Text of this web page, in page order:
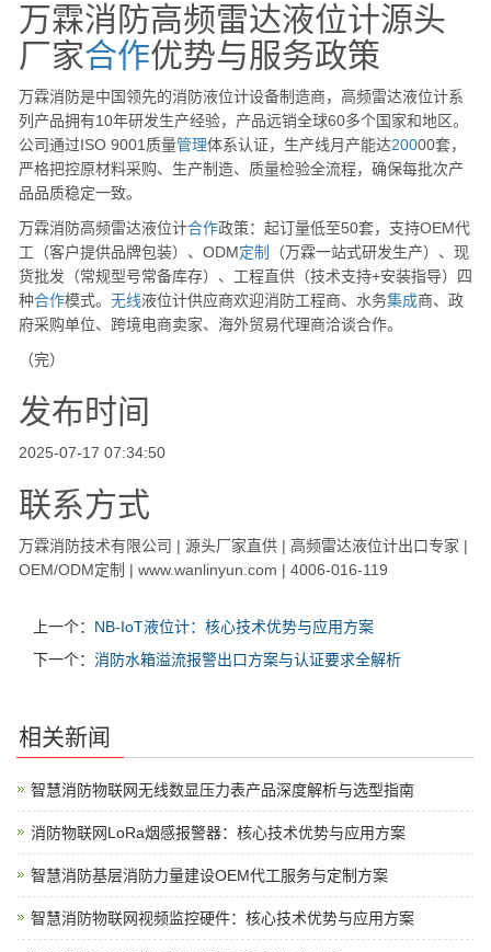
万霖消防高频雷达液位计源头
厂家合作优势与服务政策
万霖消防是中国领先的消防液位计设备制造商，高频雷达液位计系
列产品拥有10年研发生产经验，产品远销全球60多个国家和地区。
公司通过ISO 9001质量管理体系认证，生产线月产能达20000套，
严格把控原材料采购、生产制造、质量检验全流程，确保每批次产
品品质稳定一致。
万霖消防高频雷达液位计合作政策：起订量低至50套，支持OEM代
工（客户提供品牌包装）、ODM定制
（万霖一站式研发生产）、现
货批发（常规型号常备库存）、工程直供（技术支持+安装指导）四
种合作模式。 无线液位计供应商欢迎消防工程商、水务集成商、政
府采购单位、跨境电商卖家、海外贸易代理商洽谈合作。
（完）
发布时间
2025-07-17 07:34:50
联系方式
万霖消防技术有限公司 | 源头厂家直供 | 高频雷达液位计出口专家 |
OEM/ODM定制 | www.wanlinyun.com | 4006-016-119
上一个： NB-IoT液位计：核心技术优势与应用方案
下一个： 消防水箱溢流报警出口方案与认证要求全解析
相关新闻
智慧消防物联网无线数显压力表产品深度解析与选型指南
消防物联网LoRa烟感报警器：核心技术优势与应用方案
智慧消防基层消防力量建设OEM代工服务与定制方案
智慧消防物联网视频监控硬件：核心技术优势与应用方案